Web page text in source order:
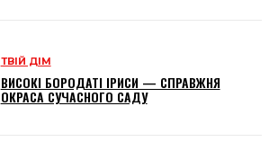
ТВІЙ ДІМ
ВИСОКІ БОРОДАТІ ІРИСИ — СПРАВЖНЯ
ОКРАСА СУЧАСНОГО САДУ